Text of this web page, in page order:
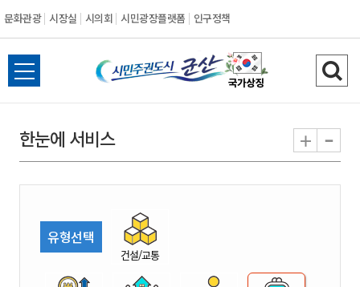
문화관광 시장실 시의회 시민광장플랫폼 인구정책
시
민
권
시
전
체
뉴
열
검
색
기
한눈에 서비스 + -
유형선택
건설/교통